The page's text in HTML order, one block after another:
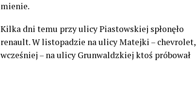
mienie.
Kilka dni temu przy ulicy Piastowskiej spłonęło
renault. W listopadzie na ulicy Matejki – chevrolet,
wcześniej – na ulicy Grunwaldzkiej ktoś próbował